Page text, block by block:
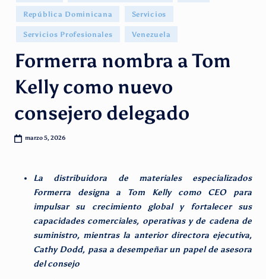
República Dominicana Servicios
Servicios Profesionales Venezuela
Formerra nombra a Tom
Kelly como nuevo
consejero delegado
marzo 5, 2026
La distribuidora de materiales especializados
Formerra designa a Tom Kelly como CEO para
impulsar su crecimiento global y fortalecer sus
capacidades comerciales, operativas y de cadena de
suministro, mientras la anterior directora ejecutiva,
Cathy Dodd, pasa a desempeñar un papel de asesora
del consejo